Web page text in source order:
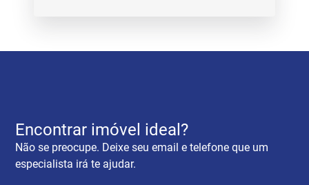
Encontrar imóvel ideal?
Não se preocupe. Deixe seu email e telefone que um
especialista irá te ajudar.